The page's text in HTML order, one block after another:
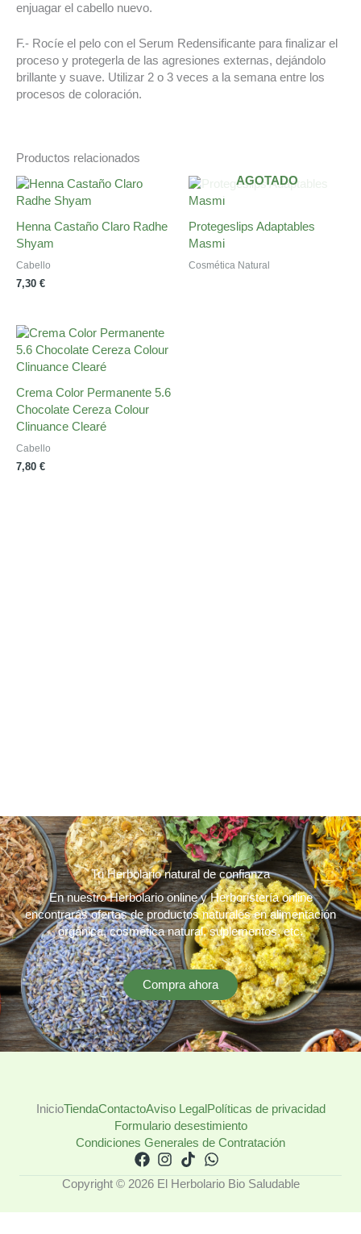
enjuagar el cabello nuevo.
F.- Rocíe el pelo con el Serum Redensificante para finalizar el
proceso y protegerla de las agresiones externas, dejándolo
brillante y suave. Utilizar 2 o 3 veces a la semana entre los
procesos de coloración.
Productos relacionados
Henna Castaño Claro Radhe
Shyam
Cabello
7,30 €
AGOTADO
Protegeslips Adaptables
Masmi
Cosmética Natural
Crema Color Permanente 5.6
Chocolate Cereza Colour
Clinuance Clearé
Cabello
7,80 €
Tu Herbolario natural de confianza
En nuestro Herbolario online y Herboristería online
encontrarás ofertas de productos naturales en alimentación
orgánica, cosmética natural, suplementos, etc.
Compra ahora
InicioTiendaContactoAviso Legal Políticas de privacidad
Formulario desestimiento
Condiciones Generales de Contratación
Copyright © 2026 El Herbolario Bio Saludable